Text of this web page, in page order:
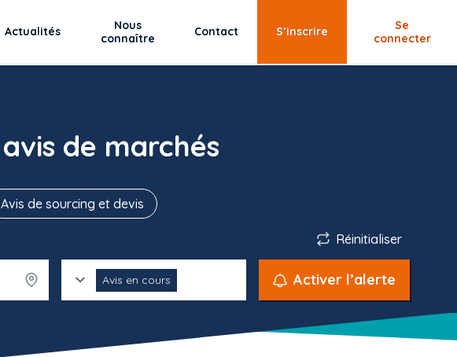
Actualités
Nous
connaître
Contact S’inscrire
Se
connecter
avis de marchés
Avis de sourcing et devis
Réinitialiser
Avis en cours Activer l’alerte